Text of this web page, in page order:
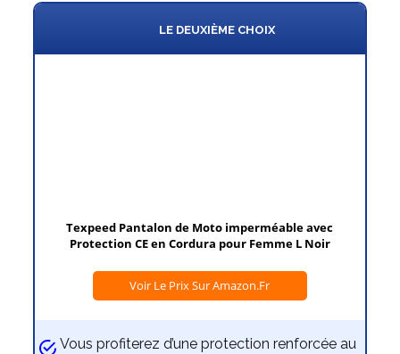
LE DEUXIÈME CHOIX
Texpeed Pantalon de Moto imperméable avec
Protection CE en Cordura pour Femme L Noir
Voir Le Prix Sur Amazon.fr
Vous profiterez d’une protection renforcée au